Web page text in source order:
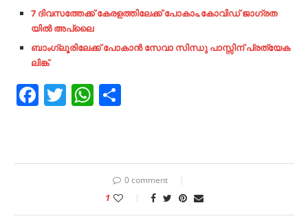
7 ദിവസത്തേക്ക് കേരളത്തിലേക്ക് പോകാം,കോവിഡ് ജാഗ്രത
യിൽ അപ്ലൈ
ബാംഗ്ലൂരിലേക്ക് പോകാൻ സേവാ സിന്ധു പാസ്സിന് പ്രത്യേക
ലിങ്ക്
Facebook
TwitterWhatsApp
0 comment
1